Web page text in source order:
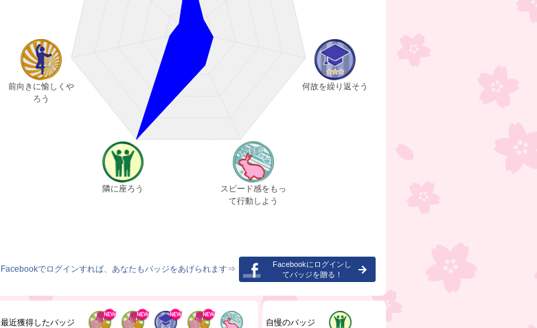
何故を繰り返そう
スピード感をもっ
て行動しよう
隣に座ろう
前向きに愉しくや
ろう
Facebookでログインすれば、あなたもバッジをあげられます⇒
Facebookにログインし
てバッジを贈る！
最近獲得したバッジ 自慢のバッジ